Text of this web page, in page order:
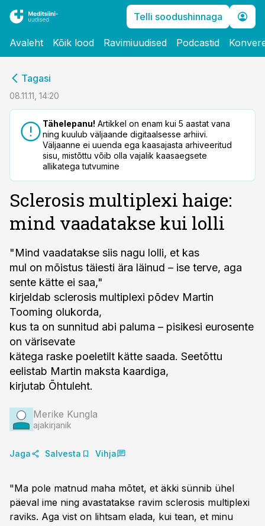
Telli soodushinnaga
Avaleht Kõik lood Ravimiuudised Podcastid
Tagasi
08.11.11, 14:20
Tähelepanu! Artikkel on enam kui 5 aastat vana
ning kuulub väljaande digitaalsesse arhiivi.
Väljaanne ei uuenda ega kaasajasta arhiveeritud
sisu, mistõttu võib olla vajalik kaasaegsete
allikatega tutvumine
Sclerosis multiplexi haige:
mind vaadatakse kui lolli
"Mind vaadatakse siis nagu lolli, et kas
mul on mõistus täiesti ära läinud – ise terve, aga
sente kätte ei saa,"
kirjeldab sclerosis multiplexi põdev Martin
Tooming olukorda,
kus ta on sunnitud abi paluma – pisikesi eurosente
on värisevate
kätega raske poeletilt kätte saada. Seetõttu
eelistab Martin maksta kaardiga,
kirjutab Õhtuleht.
Merike Kungla
ajakirjanik
Jaga Salvesta Vihja
"Ma pole matnud maha mõtet, et äkki sünnib ühel
päeval ime ning avastatakse ravim sclerosis multiplexi
raviks. Aga vist on lihtsam elada, kui tean, et minu